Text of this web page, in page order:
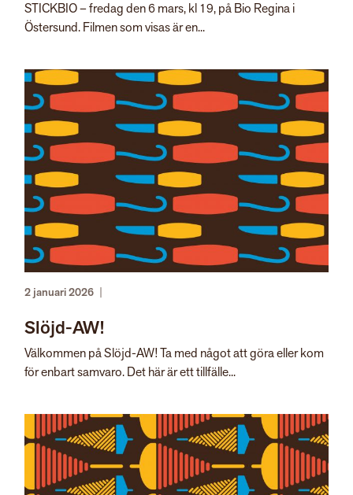
STICKBIO – fredag den 6 mars, kl 19, på Bio Regina i
Östersund. Filmen som visas är en...
2 januari 2026 |
Slöjd-AW!
Välkommen på Slöjd-AW! Ta med något att göra eller kom
för enbart samvaro. Det här är ett tillfälle...